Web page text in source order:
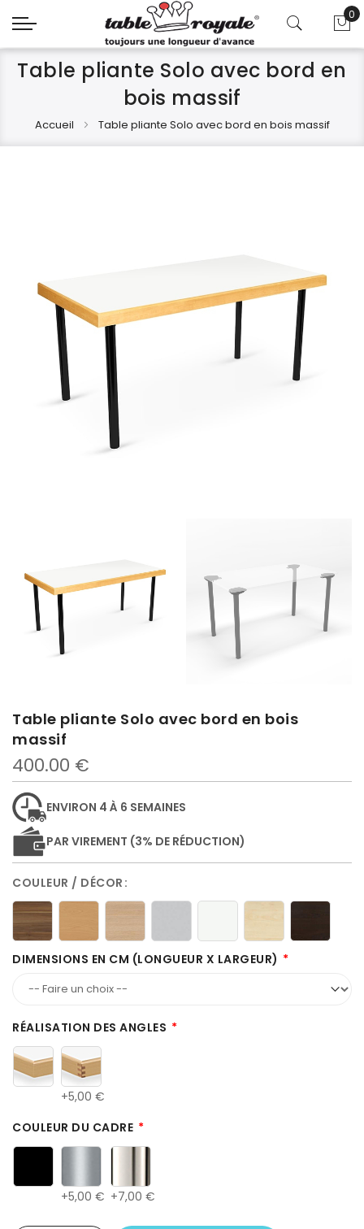
0
Table pliante Solo avec bord en
bois massif
Accueil Table pliante Solo avec bord en bois massif
Table pliante Solo avec bord en bois
massif
400.00 €
ENVIRON 4 À 6 SEMAINES
PAR VIREMENT (3% DE RÉDUCTION)
COULEUR / DÉCOR
DIMENSIONS EN CM (LONGUEUR X LARGEUR)
RÉALISATION DES ANGLES
5,00 €
COULEUR DU CADRE
5,00 € 7,00 €
images
images